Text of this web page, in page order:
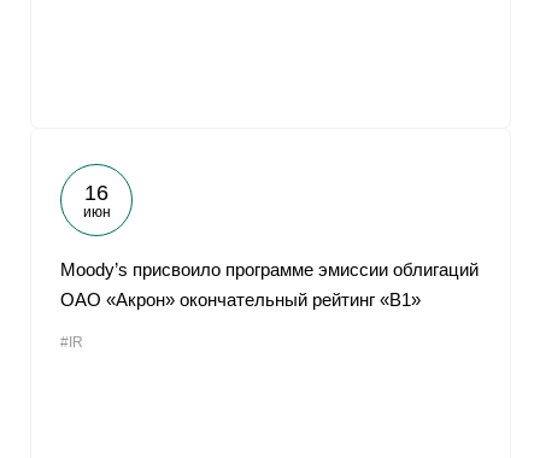
16
июн
Moody’s присвоило программе эмиссии облигаций
ОАО «Акрон» окончательный рейтинг «В1»
#IR